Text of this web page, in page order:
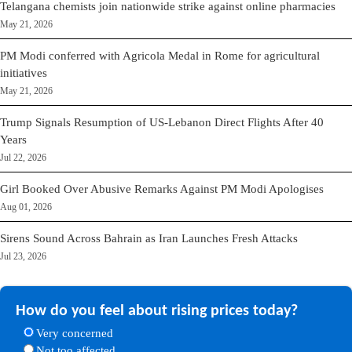
Telangana chemists join nationwide strike against online pharmacies
May 21, 2026
PM Modi conferred with Agricola Medal in Rome for agricultural
initiatives
May 21, 2026
Trump Signals Resumption of US-Lebanon Direct Flights After 40
Years
Jul 22, 2026
Girl Booked Over Abusive Remarks Against PM Modi Apologises
Aug 01, 2026
Sirens Sound Across Bahrain as Iran Launches Fresh Attacks
Jul 23, 2026
How do you feel about rising prices today?
Very concerned